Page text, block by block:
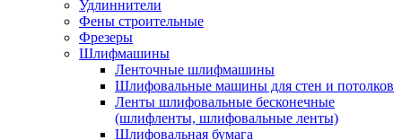
Удлиннители
Фены строительные
Фрезеры
Шлифмашины
Ленточные шлифмашины
Шлифовальные машины для стен и потолков
Ленты шлифовальные бесконечные
(шлифленты, шлифовальные ленты)
Шлифовальная бумага